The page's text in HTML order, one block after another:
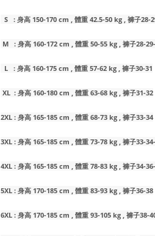
S : 身高 150-170 cm , 體重 42.5-50 kg , 褲子28-
M : 身高 160-172 cm , 體重 50-55 kg , 褲子28-
L : 身高 160-175 cm , 體重 57-62 kg , 褲子30-31
XL : 身高 160-180 cm , 體重 63-68 kg , 褲子31-32
2XL : 身高 165-185 cm , 體重 68-73 kg , 褲子33-34
3XL : 身高 165-185 cm , 體重 73-78 kg , 褲子33-
4XL : 身高 165-185 cm , 體重 78-83 kg , 褲子34-
5XL : 身高 170-185 cm , 體重 83-93 kg , 褲子36-38
6XL : 身高 170-185 cm , 體重 93-105 kg , 褲子38-